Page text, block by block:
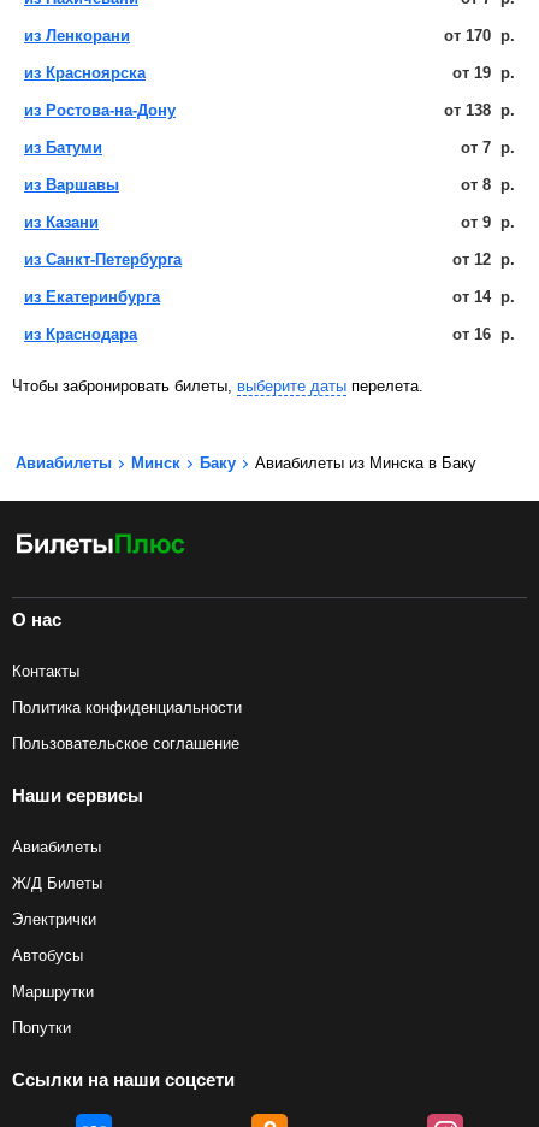
из Ленкорани от 170 р.
из Красноярска от 19 р.
из Ростова-на-Дону от 138 р.
из Батуми от 7 р.
из Варшавы от 8 р.
из Казани от 9 р.
из Санкт-Петербурга от 12 р.
из Екатеринбурга от 14 р.
из Краснодара от 16 р.
Чтобы забронировать билеты, выберите даты перелета.
Авиабилеты Минск Баку Авиабилеты из Минска в Баку
О нас
Контакты
Политика конфиденциальности
Пользовательское соглашение
Наши сервисы
Авиабилеты
Ж/Д Билеты
Электрички
Автобусы
Маршрутки
Попутки
Ссылки на наши соцсети